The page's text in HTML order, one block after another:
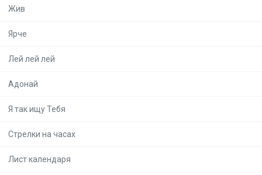
Жив
Ярче
Лей лей лей
Адонай
Я так ищу Тебя
Стрелки на часах
Лист календаря